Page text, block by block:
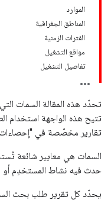
الموارد
المناطق الجغرافية
الفترات الزمنية
مواقع التشغيل
تفاصيل التشغيل
تحدّد هذه المقالة السمات
تتيح هذه الواجهة استخدام
تقارير مخصّصة في "إحصاءات YouTube".
السمات هي معايير شائعة
حدث فيه نشاط المستخدِم أو
يحدّد كل تقرير طلب بحث